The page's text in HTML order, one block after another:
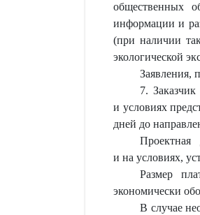
общественных
информации и
(при наличии
экологической
Заявления,
7.
и условиях
дней до
Проектная
и на условиях,
Размер
экономически
В случае